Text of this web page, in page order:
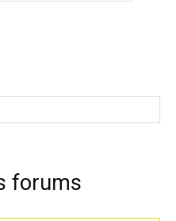
forums